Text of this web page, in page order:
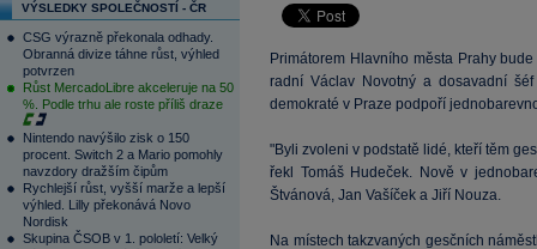
VÝSLEDKY SPOLEČNOSTÍ - ČR
CSG výrazně překonala odhady.
Obranná divize táhne růst, výhled
potvrzen
Růst MercadoLibre akceleruje na 50
%. Podle trhu ale roste příliš draze
Nintendo navýšilo zisk o 150
procent. Switch 2 a Mario pomohly
navzdory dražším čipům
Rychlejší růst, vyšší marže a lepší
výhled. Lilly překonává Novo
Nordisk
Skupina ČSOB v 1. pololetí: Velký
Primátorem Hlavního města Prahy
radní Václav Novotný a dosavadní
demokraté v Praze podpoří
"Byli zvoleni v podstatě lidé, kteří těm
řekl Tomáš Hudeček. Nově v
Štvánová, Jan Vašíček a Jiří Nouza.
Na místech takzvaných gesčních